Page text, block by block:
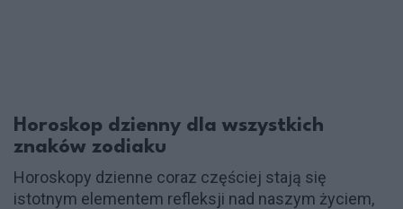
Horoskop dzienny dla wszystkich
znaków zodiaku
Horoskopy dzienne coraz częściej stają się
istotnym elementem refleksji nad naszym życiem,